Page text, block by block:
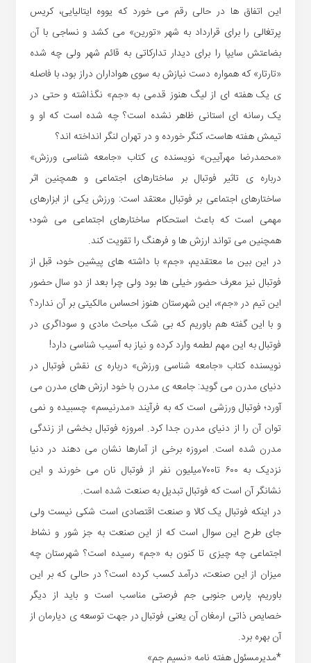
این اتفاق ها در حالی رقم می خورد که یووه ایتالیایی، کریس
پرتغالی را برای قرارداد به شهر «تورین» می کشد و نساجی با آن
بضاعتش سایپا را برای دیدار تدارکاتی به قائم شهر ولی چه شده
«تارتار» که همواره دست نیازش به سوی هواداران دراز بود، با فاصله
ی یک هفته ای از لیگ هنوز قدمی به «جم» نگذاشته و حتی در
یک رسانه ای استانی ظاهر نشده است؟ چه شده است که او و
تیمش هفته هاست، کنگر خورده و در تهران لنگر انداخته اند؟
«محمدرضا مهرآیین» نویسنده ی کتاب «جامعه شناسی ورزش»
درباره ی تاثیر فوتبال بر ساختارهای اجتماعی و همچنین اثر
ساختارهای اجتماعی بر فوتبال معتقد است: ورزش یکی از ابزارهای
مهمی است که باعث استحکام ساختارهای اجتماعی می شود؛
همچنین می تواند ارزش ها و فرهنگ را تقویت کند.
در این بین ما معتقدیم، «جم» با داشته های پیشین خود، قبل از
فوتبال نیز معرف حضور خیلی ها بود ولی چرا بعد از دو سال حضور
این تیم در «جم»، این شهرستان هنوز احساس مالکیتی بر آن ندارد؟
و با این گفته هم باوریم که بی شک مباحث مادی و سوداگری در
فوتبال به این مهم لطمه وارد کرده و نیاز به آسیب شناسی دارد!
نویسنده کتاب «جامعه شناسی ورزش» درباره ی نقش فوتبال در
دنیای مدرن می گوید: جامعه ی مدرن با خود ارزش های مدرن می
آورد؛ فوتبال ورزشی است که به فرآیند «مدرنیسم» چسبیده و نمی
توان آن را از دنیای مدرن جدا کرد. امروزه فوتبال بخشی از زندگی
مدرن شده است. امروزه برخی از آمارها نشان می دهند در دنیا
نزدیک به ۶۰۰ تا۷۰۰میلیون نفر از فوتبال نان می خورند و این
نشانگر آن است که فوتبال تبدیل به صنعت شده است.
در اینکه فوتبال یک کالا و صنعت اقتصادی است شکی نیست ولی
جای طرح این سوال است که از این صنعت به جز شور و نشاط
اجتماعی چه چیزی تا کنون به «جم» رسیده است؟ شهرستان چه
میزان از این صنعت، درآمد کسب کرده است؟ در حالی که بر این
باوریم، پارس جنوبی جم فرصتی مناسب است و باید از دیگر
خصایص ذاتی ارمغان آن یعنی فوتبال در جهت توسعه ی دیارمان از
آن بهره برد.
*مدیرمسئول هفته نامه «نسیم جم»